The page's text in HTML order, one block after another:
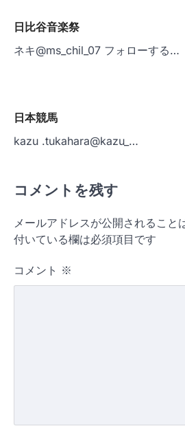
日比谷音楽祭
ネキ@ms_chil_07 フォローする…
日本競馬
kazu .tukahara@kazu_…
コメントを残す
メールアドレスが公開されること
付いている欄は必須項目です
コメント ※